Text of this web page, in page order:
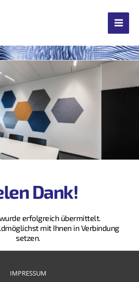
Dank!
erfolgreich übermittelt.
mit Ihnen in Verbindung
setzen.
IMPRESSUM